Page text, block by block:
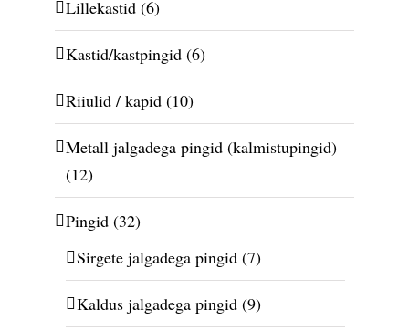
Lillekastid (6)
Kastid/kastpingid (6)
Riiulid / kapid (10)
Metall jalgadega pingid (kalmistupingid)
(12)
Pingid (32)
Sirgete jalgadega pingid (7)
Kaldus jalgadega pingid (9)